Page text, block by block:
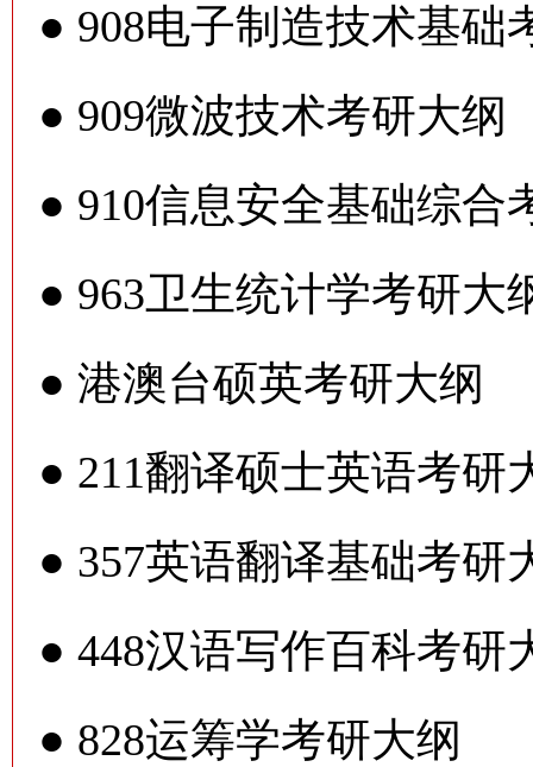
● 908电子制造技术基础
● 909微波技术考研大纲
● 910信息安全基础综合
● 963卫生统计学考研大
●港澳台硕英考研大纲
● 211翻译硕士英语考研
● 357英语翻译基础考研
●448汉语写作百科考研
● 828运筹学考研大纲